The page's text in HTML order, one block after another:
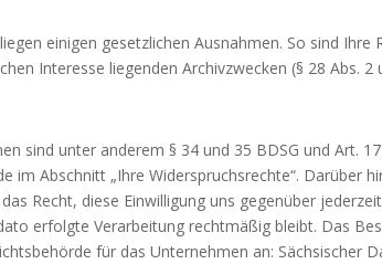
einigen gesetzlichen Ausnahmen. So sind
Interesse liegenden Archivzwecken (§ 28 Abs. 2
sind unter anderem § 34 und 35 BDSG und Art.
im Abschnitt „Ihre Widerspruchsrechte“. Darüber
Recht, diese Einwilligung uns gegenüber
erfolgte Verarbeitung rechtmäßig bleibt. Das
für das Unternehmen an: